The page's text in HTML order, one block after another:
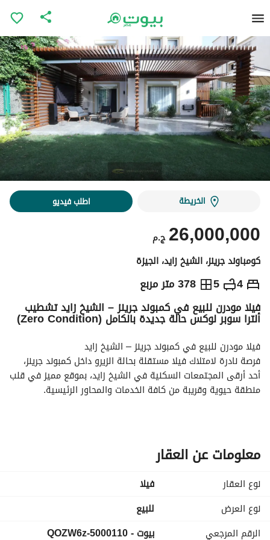
الخريطة اطلب فيديو
ج.م 26,000,000
كومباوند جرينز، الشيخ زايد، الجيزة
4
5 378 متر مربع ج.م 26,000,000
التفاصيل الاتجاهات والمؤشرات رهن عقاري
فيلا مودرن للبيع في كمبوند جرينز – الشيخ زايد تشطيب
ألترا سوبر لوكس حالة جديدة بالكامل (Zero Condition)
فيلا مودرن للبيع في كمبوند جرينز – الشيخ زايد
منطقة حيوية وقريبة من كافة الخدمات والمحاور الرئيسية.
5 حمامات
ريسبشن واسع
منطقة سفرة
مطبخ
ليفينج روم
تشطيب ألترا سوبر لوكس
حالة جديدة بالكامل (Zero Condition)
معلومات عن العقار
نوع العقار
فیلا
نوع العرض
للبيع
الرقم المرجعي
بيوت - 5000110-QOZW6z